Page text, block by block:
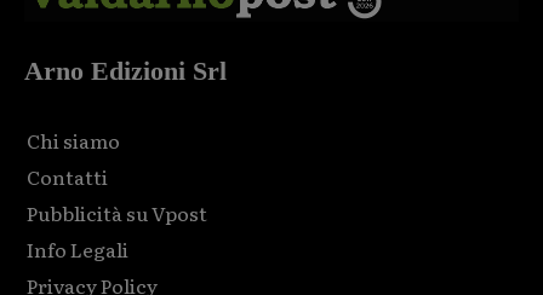
Arno Edizioni Srl
Chi siamo
Contatti
Pubblicità su Vpost
Info Legali
Privacy Policy